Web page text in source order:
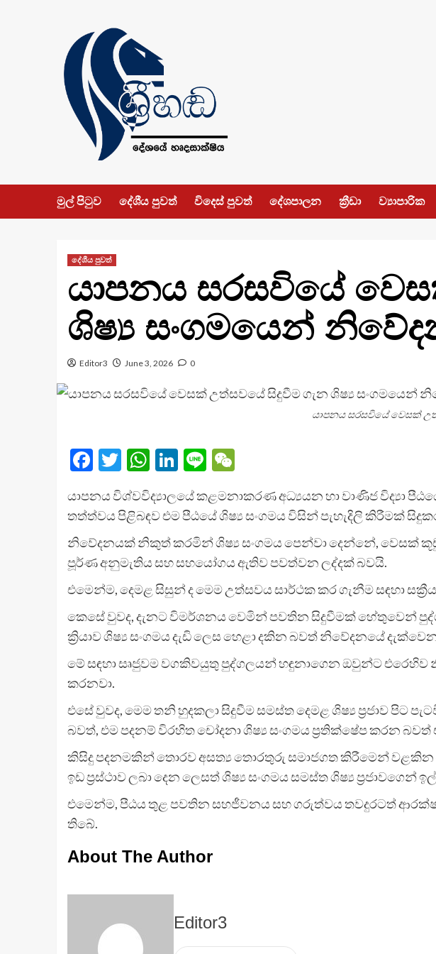
මුල් පිටුව දේශීය පුවත් විදෙස් පුවත් දේශපාලන ක්‍රීඩා ව්‍යාපාරික
දේශීය පුවත්
යාපනය සරසවියේ
ශිෂ්‍ය සංගමයෙන්
Editor3 June 3, 2026 0
යාපනය සරසවියේ වෙසක්
Facebook
Twitter
WhatsApp
LinkedIn
LineWeChat
යාපනය විශ්වවිද්‍යාලයේ කළමනාකරණ අධ්‍යයන හා වාණිජ විද්‍යා
තත්ත්වය පිළිබඳව එම පීඨයේ ශිෂ්‍ය සංගමය විසින් පැහැදිලි කිරීමක්
නිවේදනයක් නිකුත් කරමින් ශිෂ්‍ය සංගමය පෙන්වා දෙන්නේ, වෙසක්
පූර්ණ අනුමැතිය සහ සහයෝගය ඇතිව පවත්වන ලද්දක් බවයි.
එමෙන්ම, දෙමළ සිසුන් ද මෙම උත්සවය සාර්ථක කර ගැනීම සඳහා
කෙසේ වුවද, දැනට විමර්ශනය වෙමින් පවතින සිදුවීමක් හේතුවෙන්
ක්‍රියාව ශිෂ්‍ය සංගමය දැඩි ලෙස හෙළා දකින බවත් නිවේදනයේ
මේ සඳහා සෘජුවම වගකිවයුතු පුද්ගලයන් හඳුනාගෙන ඔවුන්ට
කරනවා.
එසේ වුවද, මෙම තනි හුදකලා සිදුවීම සමස්ත දෙමළ ශිෂ්‍ය ප්‍රජාව පිට
බවත්, එම පදනම් විරහිත චෝදනා ශිෂ්‍ය සංගමය ප්‍රතික්ෂේප කරන
කිසිදු පදනමකින් තොරව අසත්‍ය තොරතුරු සමාජගත කිරීමෙන් වළකින
ඉඩ ප්‍රස්ථාව ලබා දෙන ලෙසත් ශිෂ්‍ය සංගමය සමස්ත ශිෂ්‍ය ප්‍රජාවගෙන්
එමෙන්ම, පීඨය තුළ පවතින සහජීවනය සහ ගරුත්වය තවදුරටත්
තිබේ.
About The Author
Editor3